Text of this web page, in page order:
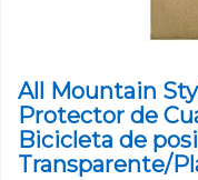
All Mountain
Protector de
Bicicleta de
Transparente/